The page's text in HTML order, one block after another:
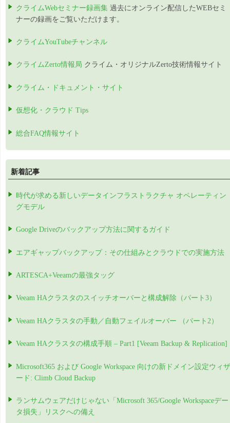
クライムWebセミナー録画集 過去にオンライン配信したWEBセミ
ナーの録画をご覧いただけます。
クライムYouTubeチャンネル
クライムZerto情報局 クライム・オリジナルZerto技術情報サイト
クライム・ドキュメント・サイト
仮想化・クラウド Tips
総合FAQ情報サイト
新着記事
時代が求める新しいデータインフラストラクチャ オペレーティン
グモデル
Google Driveのバックアップ方法に関するガイド
エアギャップバックアップ：その仕組みとクラウドでの実施方法
ARTESCA+Veeamの最強タッグ
Veeam HAクラスタのスイッチオーバーと構成解除（パート3）
Veeam HAクラスタの手動／自動フェイルオーバー （パート2）
Veeam HAクラスタの構成手順 – Part1 [Veeam Backup & Replication]
Microsoft365 および Google Workspace 向けの新ドメイン設定ウィザ
ード: Climb Cloud Backup
ランサムウェアだけじゃない「Microsoft 365/Google Workspaceデー
タ損失」リスクへの備え